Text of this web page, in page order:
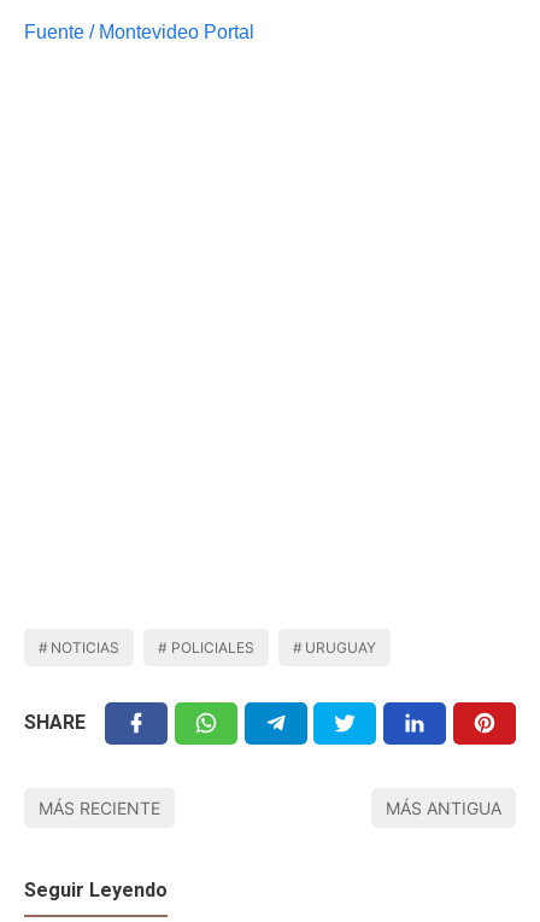
Fuente / Montevideo Portal
NOTICIAS POLICIALES URUGUAY
SHARE
MÁS RECIENTE MÁS ANTIGUA
Seguir Leyendo